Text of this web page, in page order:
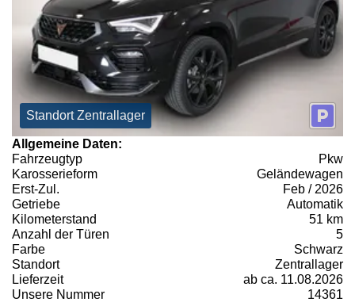
Standort Zentrallager
Allgemeine Daten:
Fahrzeugtyp
Pkw
Karosserieform
Geländewagen
Erst-Zul.
Feb / 2026
Getriebe
Automatik
Kilometerstand
51 km
Anzahl der Türen
5
Farbe
Schwarz
Standort
Zentrallager
Lieferzeit
ab ca. 11.08.2026
Unsere Nummer
14361